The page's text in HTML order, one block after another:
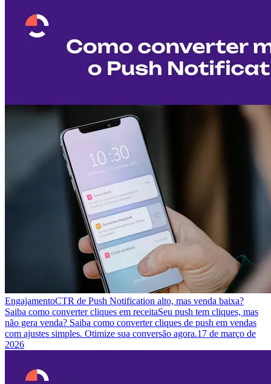
EngajamentoCTR de Push Notification alto, mas venda baixa?
Saiba como converter cliques em receitaSeu push tem cliques, mas
não gera venda? Saiba como converter cliques de push em vendas
com ajustes simples. Otimize sua conversão agora.17 de março de
2026